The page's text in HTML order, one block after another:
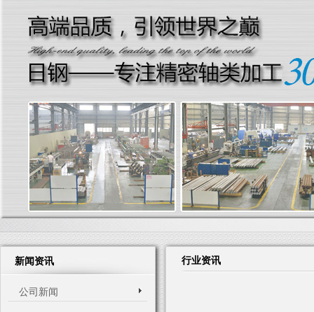
新闻资讯
公司新闻
行业资讯